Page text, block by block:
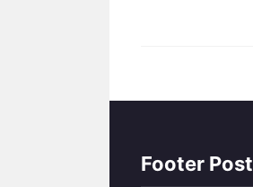
Footer Post